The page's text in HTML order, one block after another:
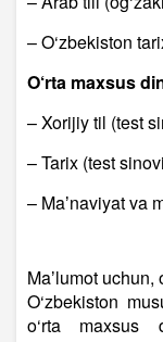
– O‘zbekiston
O‘rta maxsus
– Xorijiy til (test
– Tarix (test
– Maʼnaviyat va
Maʼlumot
O‘zbekiston
o‘rta maxsus